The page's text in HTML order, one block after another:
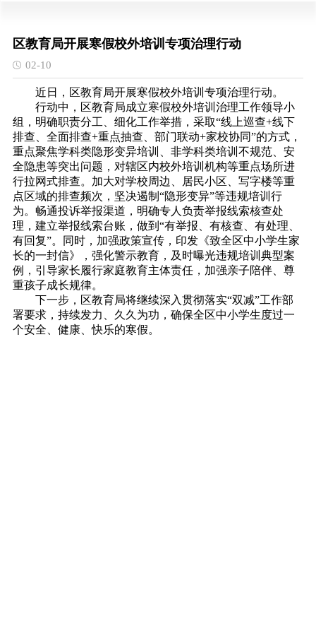
区教育局开展寒假校外培训专项治理行动
02-10
近日，区教育局开展寒假校外培训专项治理行动。
行动中，区教育局成立寒假校外培训治理工作领导小
组，明确职责分工、细化工作举措，采取“线上巡查+线下
排查、全面排查+重点抽查、部门联动+家校协同”的方式，
重点聚焦学科类隐形变异培训、非学科类培训不规范、安
全隐患等突出问题，对辖区内校外培训机构等重点场所进
行拉网式排查。加大对学校周边、居民小区、写字楼等重
点区域的排查频次，坚决遏制“隐形变异”等违规培训行
为。畅通投诉举报渠道，明确专人负责举报线索核查处
理，建立举报线索台账，做到“有举报、有核查、有处理、
有回复”。同时，加强政策宣传，印发《致全区中小学生家
长的一封信》，强化警示教育，及时曝光违规培训典型案
例，引导家长履行家庭教育主体责任，加强亲子陪伴、尊
重孩子成长规律。
下一步，区教育局将继续深入贯彻落实“双减”工作部
署要求，持续发力、久久为功，确保全区中小学生度过一
个安全、健康、快乐的寒假。